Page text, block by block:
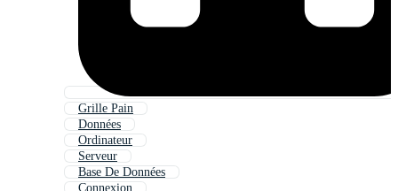
Grille Pain
Données
Ordinateur
Serveur
Base De Données
Connexion